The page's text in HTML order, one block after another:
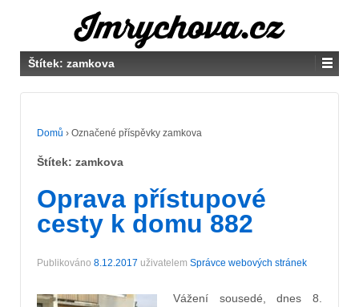
Štítek: zamkova
Domů › Označené příspěvky zamkova
Štítek: zamkova
Oprava přístupové
cesty k domu 882
Publikováno 8.12.2017 uživatelem Správce webových stránek
Vážení sousedé, dnes 8.